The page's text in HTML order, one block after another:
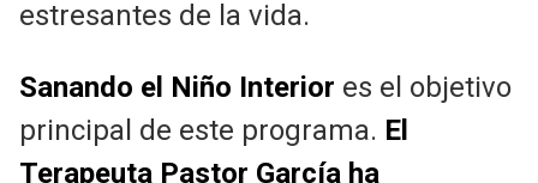
estresantes de la vida.
Sanando el Niño Interior es el objetivo
principal de este programa. El
Terapeuta Pastor García ha